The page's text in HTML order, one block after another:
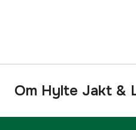
Om Hylte Jakt &